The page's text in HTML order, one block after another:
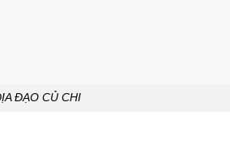
ĐẠO CỦ CHI